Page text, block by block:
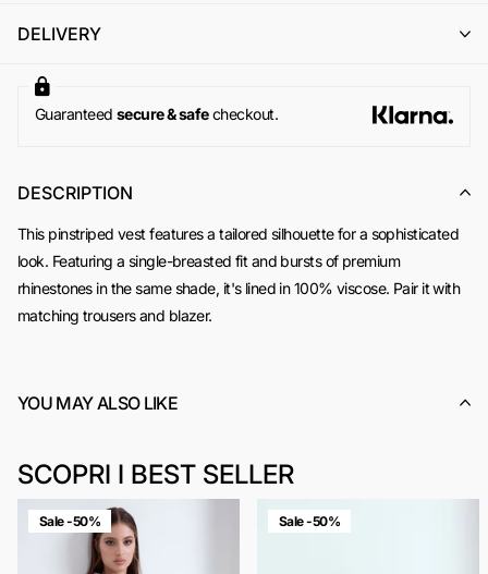
importo, utilizzabile per un successivo ordine online su
Per maggiori informazioni, si invita a consultare la sezione
dedicata aiResi e Rimborsi.
DELIVERY
Guaranteed secure & safecheckout.
DESCRIPTION
This pinstriped vest features a tailored silhouette for a sophisticated
look. Featuring a single-breasted fit and bursts of premium
rhinestones in the same shade, it's lined in 100% viscose. Pair it with
matching trousers and blazer.
YOU MAY ALSO LIKE
SCOPRI I BEST SELLER
Sale -50% Sale -50%